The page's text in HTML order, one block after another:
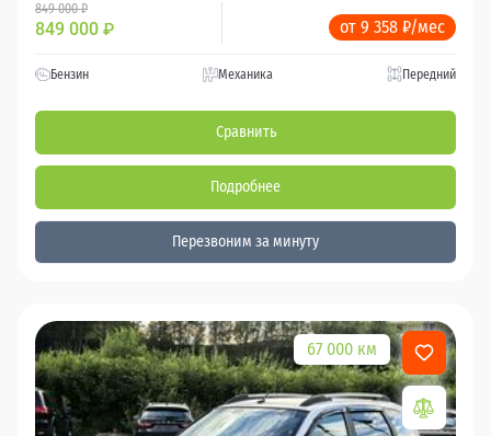
849 000 ₽
849 000 ₽ от 9 358 ₽/мес
Бензин Механика Передний
Сравнить
Подробнее
Перезвоним за минуту
67 000 км